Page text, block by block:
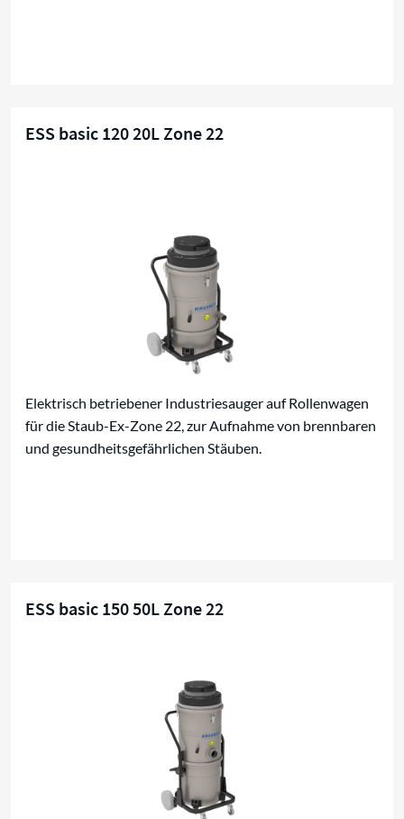
ESS basic 120 20L Zone 22
Elektrisch betriebener Industriesauger auf Rollenwagen
für die Staub-Ex-Zone 22, zur Aufnahme von brennbaren
und gesundheitsgefährlichen Stäuben.
ESS basic 150 50L Zone 22